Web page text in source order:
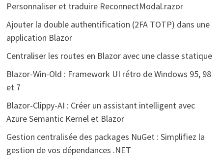
Personnaliser et traduire ReconnectModal.razor
Ajouter la double authentification (2FA TOTP) dans une
application Blazor
Centraliser les routes en Blazor avec une classe statique
Blazor-Win-Old : Framework UI rétro de Windows 95, 98
et 7
Blazor-Clippy-AI : Créer un assistant intelligent avec
Azure Semantic Kernel et Blazor
Gestion centralisée des packages NuGet : Simplifiez la
gestion de vos dépendances .NET